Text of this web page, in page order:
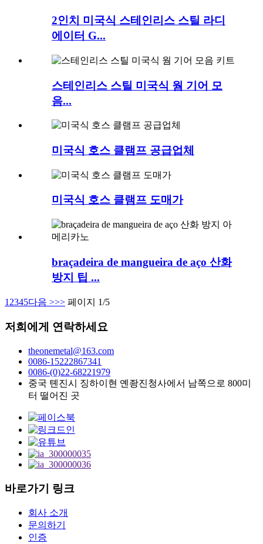
2인치 미국식 스테인리스 스틸 라디
에이터 G...
스테인리스 스틸 미국식 웜 기어 모
음...
미국식 호스 클램프 공급업체
미국식 호스 클램프 도매가
braçadeira de mangueira de aço 산화
방지 팁 ...
1 2345다음 >>> 페이지 1/5
저희에게 연락하세요
theonemetal@163.com
0086-15222867341
0086-(0)22-68221979
중국 톈진시 징하이현 옌좡진청사에서 남쪽으로 800미
터 떨어진 곳
바로가기 링크
회사 소개
문의하기
인증